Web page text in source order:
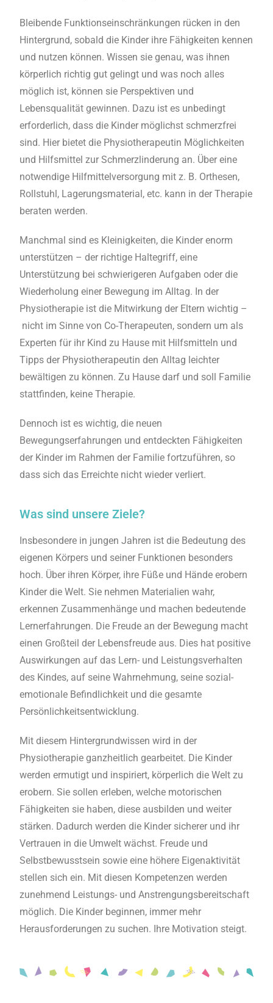
Bleibende Funktionseinschränkungen rücken in den
Hintergrund, sobald die Kinder ihre Fähigkeiten kennen
und nutzen können. Wissen sie genau, was ihnen
körperlich richtig gut gelingt und was noch alles
möglich ist, können sie Perspektiven und
Lebensqualität gewinnen. Dazu ist es unbedingt
erforderlich, dass die Kinder möglichst schmerzfrei
sind. Hier bietet die Physiotherapeutin Möglichkeiten
und Hilfsmittel zur Schmerzlinderung an. Über eine
notwendige Hilfmittelversorgung mit z. B. Orthesen,
Rollstuhl, Lagerungsmaterial, etc. kann in der Therapie
beraten werden.
Manchmal sind es Kleinigkeiten, die Kinder enorm
unterstützen – der richtige Haltegriff, eine
Unterstützung bei schwierigeren Aufgaben oder die
Wiederholung einer Bewegung im Alltag. In der
Physiotherapie ist die Mitwirkung der Eltern wichtig –
nicht im Sinne von Co-Therapeuten, sondern um als
Experten für ihr Kind zu Hause mit Hilfsmitteln und
Tipps der Physiotherapeutin den Alltag leichter
bewältigen zu können. Zu Hause darf und soll Familie
stattfinden, keine Therapie.
Dennoch ist es wichtig, die neuen
Bewegungserfahrungen und entdeckten Fähigkeiten
der Kinder im Rahmen der Familie fortzuführen, so
dass sich das Erreichte nicht wieder verliert.
Was sind unsere Ziele?
Insbesondere in jungen Jahren ist die Bedeutung des
eigenen Körpers und seiner Funktionen besonders
hoch. Über ihren Körper, ihre Füße und Hände erobern
Kinder die Welt. Sie nehmen Materialien wahr,
erkennen Zusammenhänge und machen bedeutende
Lernerfahrungen. Die Freude an der Bewegung macht
einen Großteil der Lebensfreude aus. Dies hat positive
Auswirkungen auf das Lern- und Leistungsverhalten
des Kindes, auf seine Wahrnehmung, seine sozial-
emotionale Befindlichkeit und die gesamte
Persönlichkeitsentwicklung.
Mit diesem Hintergrundwissen wird in der
Physiotherapie ganzheitlich gearbeitet. Die Kinder
werden ermutigt und inspiriert, körperlich die Welt zu
erobern. Sie sollen erleben, welche motorischen
Fähigkeiten sie haben, diese ausbilden und weiter
stärken. Dadurch werden die Kinder sicherer und ihr
Vertrauen in die Umwelt wächst. Freude und
Selbstbewusstsein sowie eine höhere Eigenaktivität
stellen sich ein. Mit diesen Kompetenzen werden
zunehmend Leistungs- und Anstrengungsbereitschaft
möglich. Die Kinder beginnen, immer mehr
Herausforderungen zu suchen. Ihre Motivation steigt.